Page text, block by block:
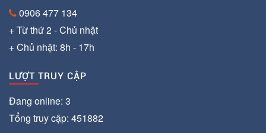
0906 477 134
+ Từ thứ 2 - Chủ nhật
+ Chủ nhật: 8h - 17h
LƯỢT TRUY CẬP
Đang online: 3
Tổng truy cập: 451882